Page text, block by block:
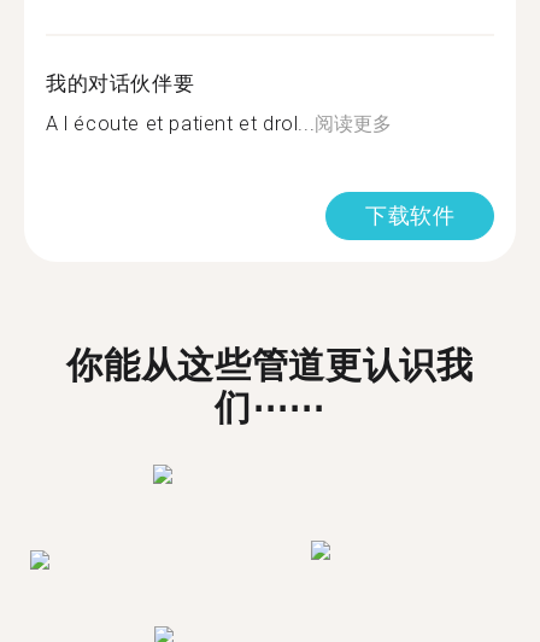
我的对话伙伴要
A l écoute et patient et drol...阅读更多
下载软件
你能从这些管道更认识我
们⋯⋯